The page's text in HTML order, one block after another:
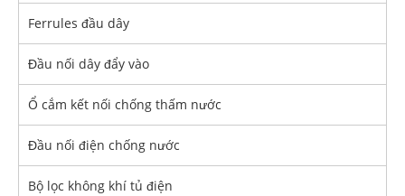
Ferrules đầu dây
Đầu nối dây đẩy vào
Ổ cắm kết nối chống thấm nước
Đầu nối điện chống nước
Bộ lọc không khí tủ điện